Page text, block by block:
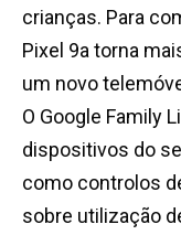
crianças. Para
Pixel 9a torna
um novo
O Google Family
dispositivos do
como controlos
sobre utilização